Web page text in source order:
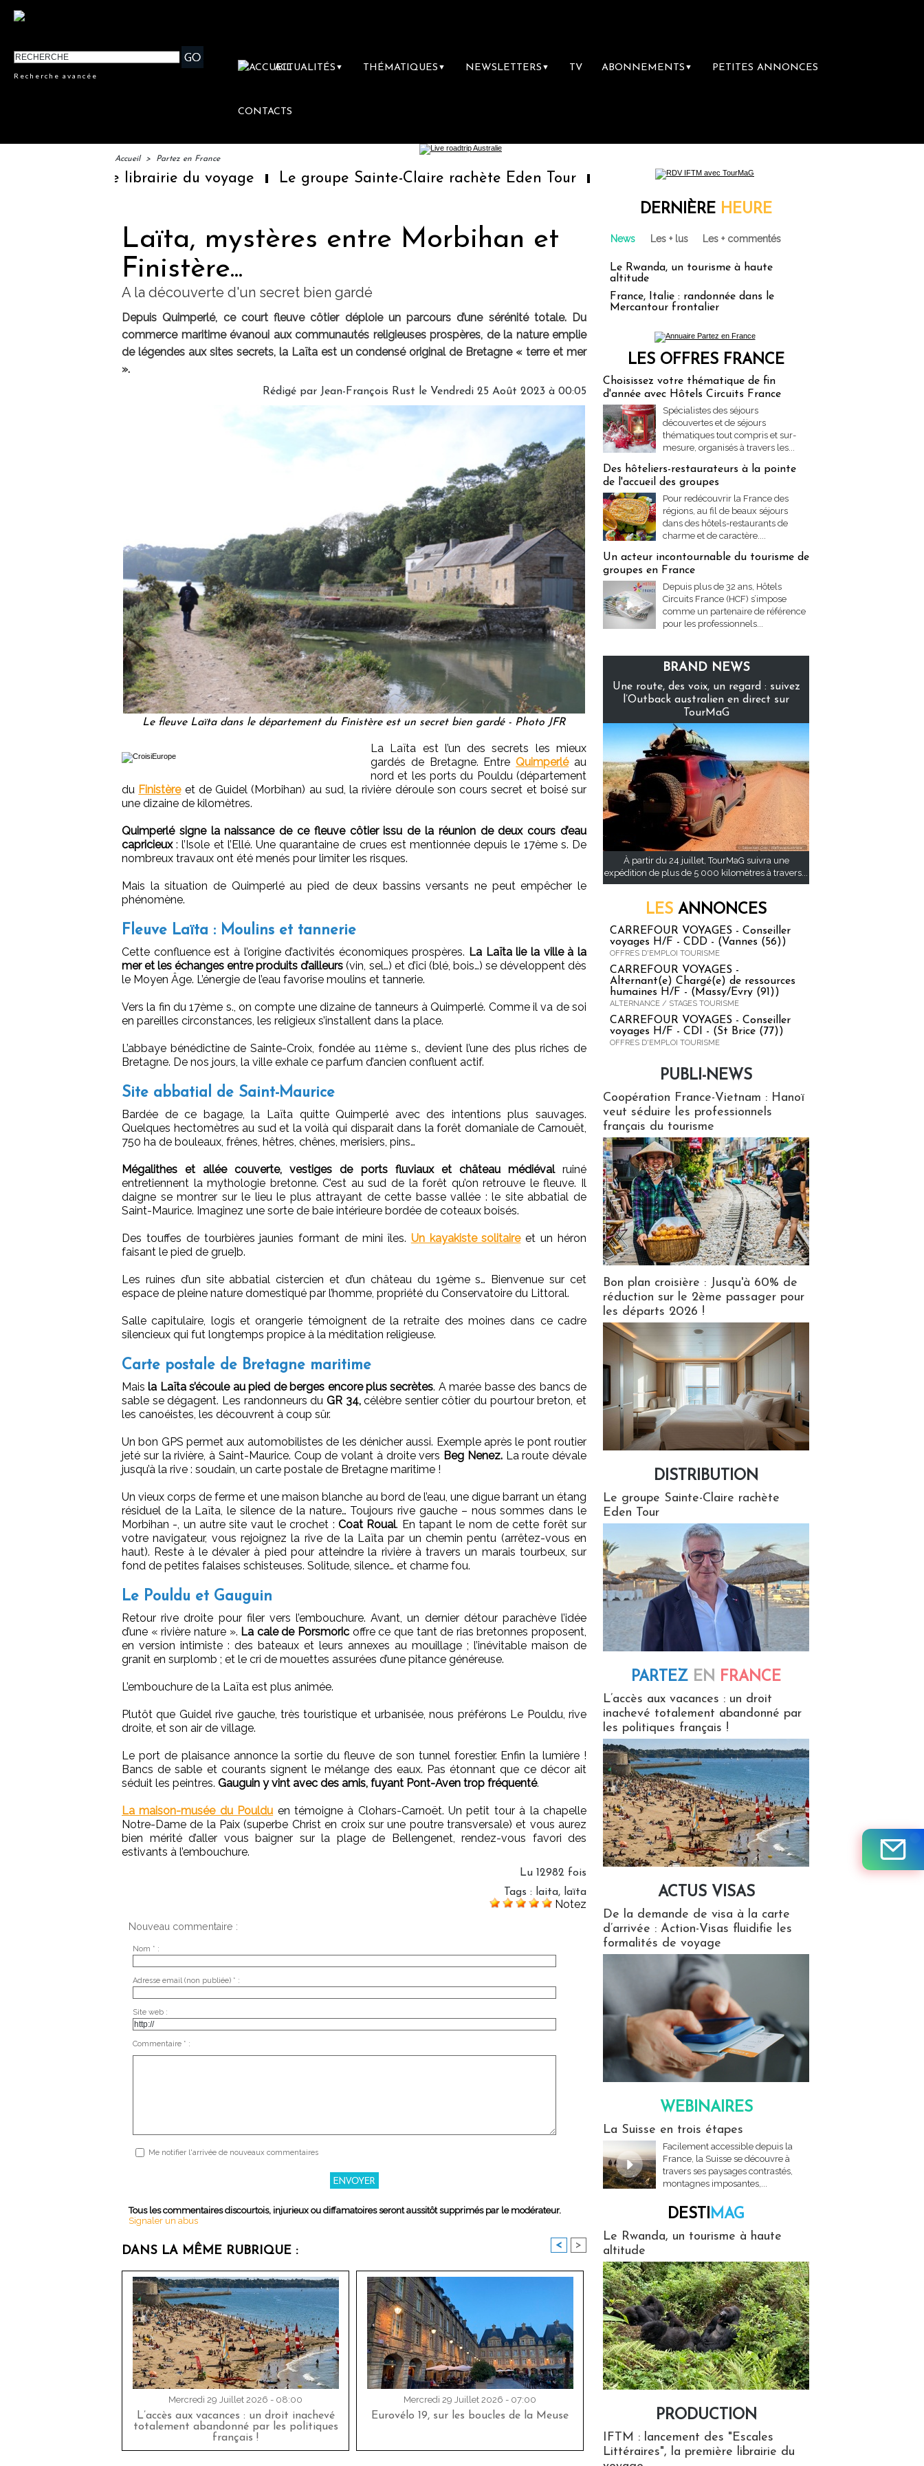
Recherche avancée
ACTUALITÉS ▼ THÉMATIQUES ▼ NEWSLETTERS ▼ TV ABONNEMENTS ▼ PETITES ANNONCES
CONTACTS
Accueil > Partez en France
librairie du voyage Le groupe Sainte-Claire rachète Eden Tour L’accès aux vacances : un droit inachevé totalement
Laïta, mystères entre Morbihan et
Finistère...
A la découverte d'un secret bien gardé
Depuis Quimperlé, ce court fleuve côtier déploie un parcours d’une sérénité totale. Du
commerce maritime évanoui aux communautés religieuses prospères, de la nature emplie
de légendes aux sites secrets, la Laïta est un condensé original de Bretagne « terre et mer
».
Rédigé par Jean-François Rust le Vendredi 25 Août 2023 à 00:05
Le fleuve Laïta dans le département du Finistère est un secret bien gardé - Photo JFR
La Laïta est l’un des secrets les mieux
gardés de Bretagne. EntreQuimperléau
nord et les ports du Pouldu (département
du Finistèreet de Guidel (Morbihan) au sud, la rivière déroule son cours secret et boisé sur
une dizaine de kilomètres.
Quimperlé signe la naissance de ce fleuve côtier issu de la réunion de deux cours d’eau
capricieux: l’Isole et l’Ellé. Une quarantaine de crues est mentionnée depuis le 17ème s. De
nombreux travaux ont été menés pour limiter les risques.
Mais la situation de Quimperlé au pied de deux bassins versants ne peut empêcher le
phénomène.
Fleuve Laïta : Moulins et tannerie
Cette confluence est à l’origine d’activités économiques prospères. La Laïta lie la ville à la
mer et les échanges entre produits d’ailleurs (vin, sel…) et d’ici (blé, bois…) se développent dès
le Moyen Âge. L’énergie de l’eau favorise moulins et tannerie.
Vers la fin du 17ème s., on compte une dizaine de tanneurs à Quimperlé. Comme il va de soi
en pareilles circonstances, les religieux s’installent dans la place.
L’abbaye bénédictine de Sainte-Croix, fondée au 11ème s., devient l’une des plus riches de
Bretagne. De nos jours, la ville exhale ce parfum d’ancien confluent actif.
Site abbatial de Saint-Maurice
Bardée de ce bagage, la Laïta quitte Quimperlé avec des intentions plus sauvages.
Quelques hectomètres au sud et la voilà qui disparait dans la forêt domaniale de Carnouët,
750 ha de bouleaux, frênes, hêtres, chênes, merisiers, pins…
Mégalithes et allée couverte, vestiges de ports fluviaux et château médiévalruiné
entretiennent la mythologie bretonne. C’est au sud de la forêt qu’on retrouve le fleuve. Il
daigne se montrer sur le lieu le plus attrayant de cette basse vallée : le site abbatial de
Saint-Maurice. Imaginez une sorte de baie intérieure bordée de coteaux boisés.
Des touffes de tourbières jaunies formant de mini îles. Un kayakiste solitaireet un héron
faisant le pied de grue]b.
Les ruines d’un site abbatial cistercien et d’un château du 19ème s… Bienvenue sur cet
espace de pleine nature domestiqué par l’homme, propriété du Conservatoire du Littoral.
Salle capitulaire, logis et orangerie témoignent de la retraite des moines dans ce cadre
silencieux qui fut longtemps propice à la méditation religieuse.
Carte postale de Bretagne maritime
Mais la Laïta s’écoule au pied de berges encore plus secrètes. A marée basse des bancs de
sable se dégagent. Les randonneurs du GR 34,célèbre sentier côtier du pourtour breton, et
les canoéistes, les découvrent à coup sûr.
Un bon GPS permet aux automobilistes de les dénicher aussi. Exemple après le pont routier
jeté sur la rivière, à Saint-Maurice. Coup de volant à droite vers Beg Nenez. La route dévale
jusqu’à la rive : soudain, un carte postale de Bretagne maritime !
Un vieux corps de ferme et une maison blanche au bord de l’eau, une digue barrant un étang
résiduel de la Laïta, le silence de la nature… Toujours rive gauche – nous sommes dans le
Morbihan -, un autre site vaut le crochet : Coat Roual. En tapant le nom de cette forêt sur
votre navigateur, vous rejoignez la rive de la Laïta par un chemin pentu (arrêtez-vous en
haut). Reste à le dévaler à pied pour atteindre la rivière à travers un marais tourbeux, sur
fond de petites falaises schisteuses. Solitude, silence… et charme fou.
Le Pouldu et Gauguin
Retour rive droite pour filer vers l’embouchure. Avant, un dernier détour parachève l’idée
d’une « rivière nature ». La cale de Porsmoric offre ce que tant de rias bretonnes proposent,
en version intimiste : des bateaux et leurs annexes au mouillage ; l’inévitable maison de
granit en surplomb ; et le cri de mouettes assurées d’une pitance généreuse.
L’embouchure de la Laïta est plus animée.
Plutôt que Guidel rive gauche, très touristique et urbanisée, nous préférons Le Pouldu, rive
droite, et son air de village.
Le port de plaisance annonce la sortie du fleuve de son tunnel forestier. Enfin la lumière !
Bancs de sable et courants signent le mélange des eaux. Pas étonnant que ce décor ait
séduit les peintres. Gauguin y vint avec des amis, fuyant Pont-Aven trop fréquenté.
La maison-musée du Pouldu en témoigne à Clohars-Carnoët. Un petit tour à la chapelle
Notre-Dame de la Paix (superbe Christ en croix sur une poutre transversale) et vous aurez
bien mérité d’aller vous baigner sur la plage de Bellengenet, rendez-vous favori des
estivants à l’embouchure.
Lu 12982 fois
Tags : laita, laïta
Notez
Nouveau commentaire :
Nom * :
Adresse email (non publiée) * :
Site web :
Commentaire * :
Me notifier l'arrivée de nouveaux commentaires
Tous les commentaires discourtois, injurieux ou diffamatoires seront aussitôt supprimés par le modérateur.
Signaler un abus
DANS LA MÊME RUBRIQUE : < >
Mercredi 29 Juillet 2026 - 08:00
L’accès aux vacances : un droit inachevé
totalement abandonné par les politiques
français !
Mercredi 29 Juillet 2026 - 07:00
Eurovélo 19, sur les boucles de la Meuse
DERNIÈRE HEURE
News Les + lus Les + commentés
Le Rwanda, un tourisme à haute
altitude
France, Italie : randonnée dans le
Mercantour frontalier
LES OFFRES FRANCE
Choisissez votre thématique de fin
d'année avec Hôtels Circuits France
Spécialistes des séjours
découvertes et de séjours
thématiques tout compris et sur-
mesure, organisés à travers les...
Des hôteliers-restaurateurs à la pointe
de l'accueil des groupes
Pour redécouvrir la France des
régions, au fil de beaux séjours
dans des hôtels-restaurants de
charme et de caractère....
Un acteur incontournable du tourisme de
groupes en France
Depuis plus de 32 ans, Hôtels
Circuits France (HCF) s’impose
comme un partenaire de référence
pour les professionnels...
BRAND NEWS
Une route, des voix, un regard : suivez
l’Outback australien en direct sur
TourMaG
À partir du 24 juillet, TourMaG suivra une
expédition de plus de 5 000 kilomètres à travers...
LES ANNONCES
CARREFOUR VOYAGES - Conseiller
voyages H/F - CDD - (Vannes (56))
OFFRES D'EMPLOI TOURISME
CARREFOUR VOYAGES -
Alternant(e) Chargé(e) de ressources
humaines H/F - (Massy/Evry (91))
ALTERNANCE / STAGES TOURISME
CARREFOUR VOYAGES - Conseiller
voyages H/F - CDI - (St Brice (77))
OFFRES D'EMPLOI TOURISME
PUBLI-NEWS
Coopération France-Vietnam : Hanoï
veut séduire les professionnels
français du tourisme
Bon plan croisière : Jusqu'à 60% de
réduction sur le 2ème passager pour
les départs 2026 !
DISTRIBUTION
Le groupe Sainte-Claire rachète
Eden Tour
PARTEZ EN FRANCE
L’accès aux vacances : un droit
inachevé totalement abandonné par
les politiques français !
ACTUS VISAS
De la demande de visa à la carte
d’arrivée : Action-Visas fluidifie les
formalités de voyage
WEBINAIRES
La Suisse en trois étapes
Facilement accessible depuis la
France, la Suisse se découvre à
travers ses paysages contrastés,
montagnes imposantes,...
DESTIMAG
Le Rwanda, un tourisme à haute
altitude
PRODUCTION
IFTM : lancement des "Escales
Littéraires", la première librairie du